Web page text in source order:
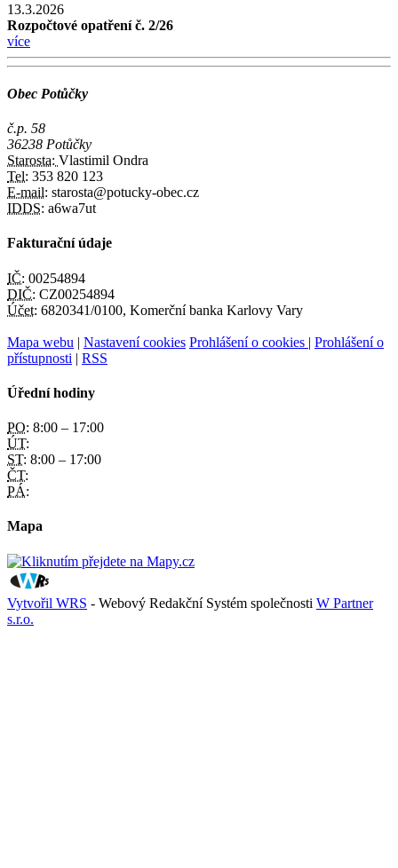
13.3.2026
Rozpočtové opatření č. 2/26
více
Obec Potůčky
č.p. 58
36238 Potůčky
Starosta: Vlastimil Ondra
Tel: 353 820 123
E-mail: starosta@potucky-obec.cz
IDDS: a6wa7ut
Fakturační údaje
IČ: 00254894
DIČ: CZ00254894
Účet: 6820341/0100, Komerční banka Karlovy Vary
Mapa webu | Nastavení cookies Prohlášení o cookies | Prohlášení o
přístupnosti | RSS
Úřední hodiny
PO: 8:00 – 17:00
ÚT:
ST: 8:00 – 17:00
ČT:
PÁ:
Mapa
Vytvořil WRS - Webový Redakční Systém společnosti W Partner
s.r.o.